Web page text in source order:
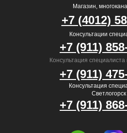
Магазин,
Консультация
Светлогорск
Консультация специалиста
Консультации
+7 (911)
+7 (911)
+7 (911)
+7 (4012)